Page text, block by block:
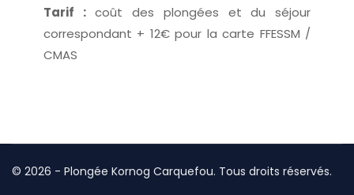
Tarif :coût des plongées et du séjour
correspondant + 12€ pour la carte FFESSM /
CMAS
© 2026 - Plongée Kornog Carquefou. Tous droits réservés.